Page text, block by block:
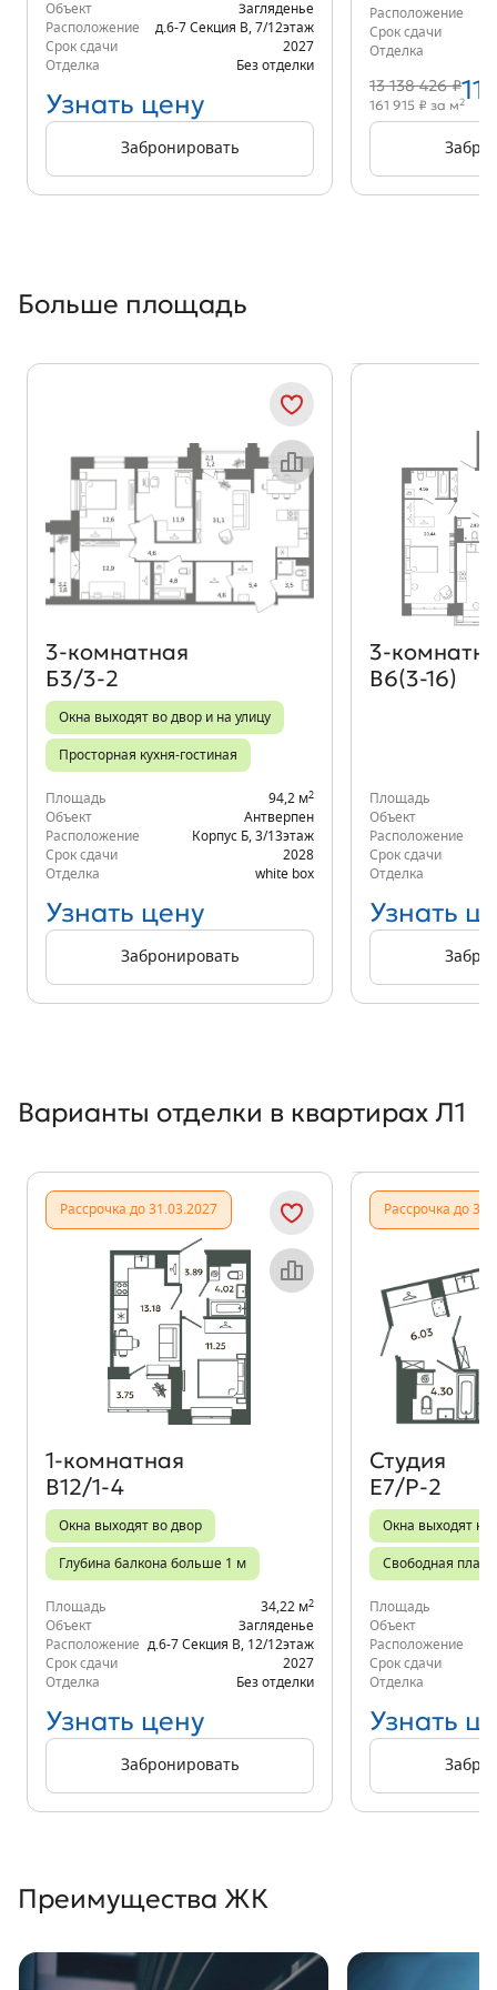
Объект
Загляденье
Расположение
д.6-7 Секция В 7/12этаж
Срок сдачи
2027
Отделка
Без отделки
Узнать цену
Забронировать
Расположение
Срок сдачи
Отделка
13 138 426 ₽
161 915 ₽ за м2
Больше площадь
Объект месяца
3‑комнатная
Б3/3-2
Окна выходят во двор и на улицу
Просторная кухня-гостиная
Площадь 94,2 м2
Объект
Антверпен
Расположение
Корпус Б 3/13этаж
Срок сдачи
2028
Отделка
white box
Узнать цену
Забронировать
В6(3-16)
Площадь
Объект
Расположение
Срок сдачи
Отделка
Узнать
Варианты отделки в квартирах Л1
Рассрочка до 31.03.2027
Объект месяца
1‑комнатная
В12/1-4
Окна выходят во двор
Глубина балкона больше 1 м
Площадь 34,22 м2
Объект
Загляденье
Расположение
д.6-7 Секция В 12/12этаж
Срок сдачи
2027
Отделка
Без отделки
Узнать цену
Забронировать
Рассрочка до
Студия
Е7/Р-2
Окна выходят на
Свободная
Площадь
Объект
Расположение
Срок сдачи
Отделка
Узнать
Преимущества ЖК